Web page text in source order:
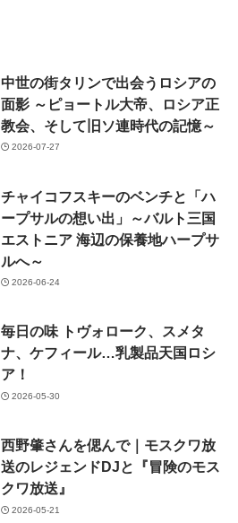
中世の街タリンで出会うロシアの
面影 ～ピョートル大帝、ロシア正
教会、そして旧ソ連時代の記憶～
2026-07-27
チャイコフスキーのベンチと「ハ
ープサルの想い出」～バルト三国
エストニア 海辺の保養地ハープサ
ルへ～
2026-06-24
毎日の味 トヴォローク、スメタ
ナ、ケフィール…乳製品天国ロシ
ア！
2026-05-30
西野肇さんを偲んで｜モスクワ放
送のレジェンドDJと『冒険のモス
クワ放送』
2026-05-21